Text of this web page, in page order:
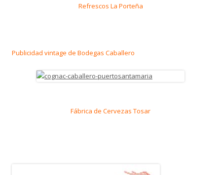
Refrescos La Porteña
Publicidad vintage de Bodegas Caballero
Fábrica de Cervezas Tosar